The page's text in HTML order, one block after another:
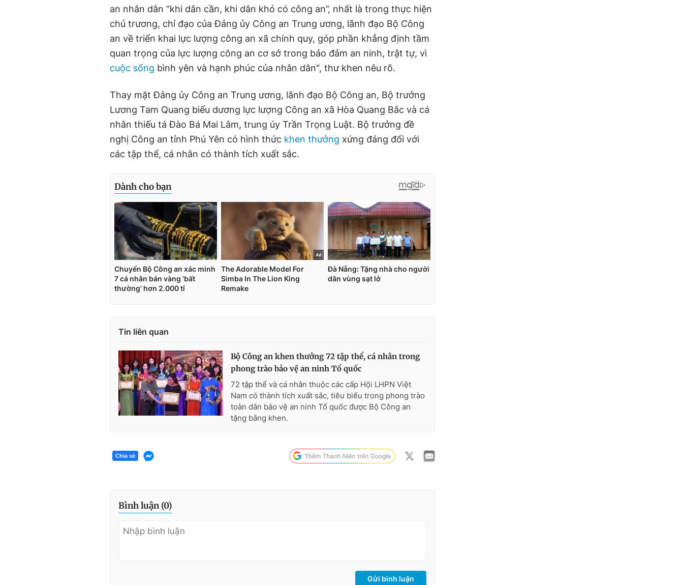
an nhân dân “khi dân cần, khi dân khó có công an”, nhất là trong thực hiện
chủ trương, chỉ đạo của Đảng ủy Công an Trung ương, lãnh đạo Bộ Công
an về triển khai lực lượng công an xã chính quy, góp phần khẳng định tầm
quan trọng của lực lượng công an cơ sở trong bảo đảm an ninh, trật tự, vì
cuộc sống bình yên và hạnh phúc của nhân dân", thư khen nêu rõ.
Thay mặt Đảng ủy Công an Trung ương, lãnh đạo Bộ Công an, Bộ trưởng
Lương Tam Quang biểu dương lực lượng Công an xã Hòa Quang Bắc và cá
nhân thiếu tá Đào Bá Mai Lâm, trung úy Trần Trọng Luật. Bộ trưởng đề
nghị Công an tỉnh Phú Yên có hình thức khen thưởng xứng đáng đối với
các tập thể, cá nhân có thành tích xuất sắc.
Tin liên quan
Bộ Công an khen thưởng 72 tập thể, cá nhân trong
phong trào bảo vệ an ninh Tổ quốc
72 tập thể và cá nhân thuộc các cấp Hội LHPN Việt
Nam có thành tích xuất sắc, tiêu biểu trong phong trào
toàn dân bảo vệ an ninh Tổ quốc được Bộ Công an
tặng bằng khen.
Chia sẻ
Bình luận (0)
Gửi bình luận